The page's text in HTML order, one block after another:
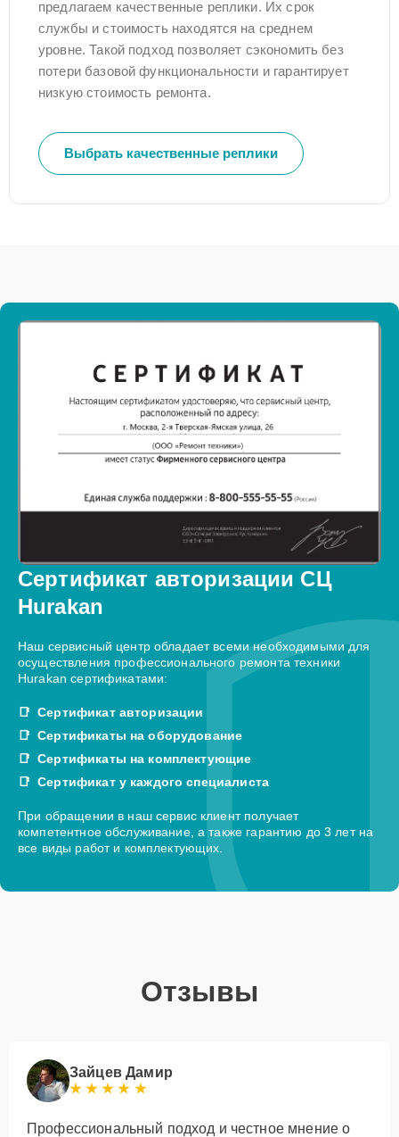
предлагаем качественные реплики. Их срок
службы и стоимость находятся на среднем
уровне. Такой подход позволяет сэкономить без
потери базовой функциональности и гарантирует
низкую стоимость ремонта.
Выбрать качественные реплики
Сертификат авторизации СЦ
Hurakan
Наш сервисный центр обладает всеми необходимыми для
осуществления профессионального ремонта техники
Hurakan сертификатами:
Сертификат авторизации
Сертификаты на оборудование
Сертификаты на комплектующие
Сертификат у каждого специалиста
При обращении в наш сервис клиент получает
компетентное обслуживание, а также гарантию до 3 лет на
все виды работ и комплектующих.
Отзывы
Зайцев Дамир
Профессиональный подход и честное мнение о